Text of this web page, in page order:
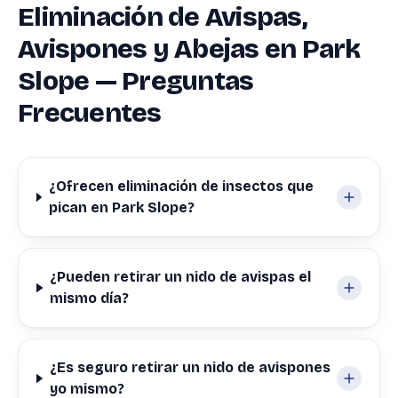
Eliminación de Avispas,
Avispones y Abejas en Park
Slope — Preguntas
Frecuentes
¿Ofrecen eliminación de insectos que
pican en Park Slope?
¿Pueden retirar un nido de avispas el
mismo día?
¿Es seguro retirar un nido de avispones
yo mismo?